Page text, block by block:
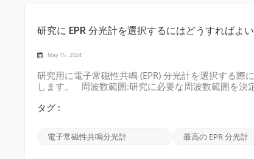
研究に EPR 分光計を選択するにはどうすればよ
May 15 , 2024
研究用に電子常磁性共鳴 (EPR) 分光計を選択する
します。 周波数範囲:研究に必要な周波数範囲を決
す。 磁場強度:実験に必要な磁場強度を考慮してく
計されていますが、他の EP...
タグ :
電子常磁性共鳴分光計 最高の EPR 分光計